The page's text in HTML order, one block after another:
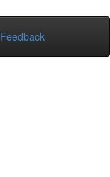
Feedback